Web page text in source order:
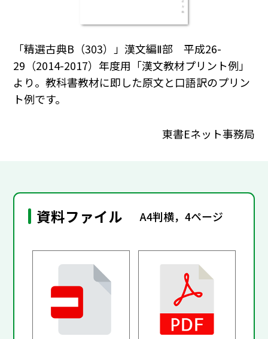
「精選古典B（303）」漢文編Ⅱ部 平成26-
29（2014-2017）年度用「漢文教材プリント例」
より。教科書教材に即した原文と口語訳のプリン
ト例です。
東書Eネット事務局
資料ファイル A4判横，4ページ